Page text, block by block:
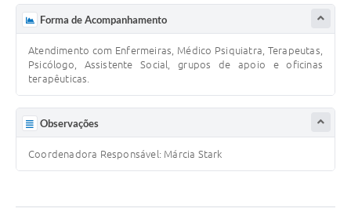
Forma de Acompanhamento
Atendimento com Enfermeiras, Médico Psiquiatra, Terapeutas,
Psicólogo, Assistente Social, grupos de apoio e oficinas
terapêuticas.
Observações
Coordenadora Responsável: Márcia Stark